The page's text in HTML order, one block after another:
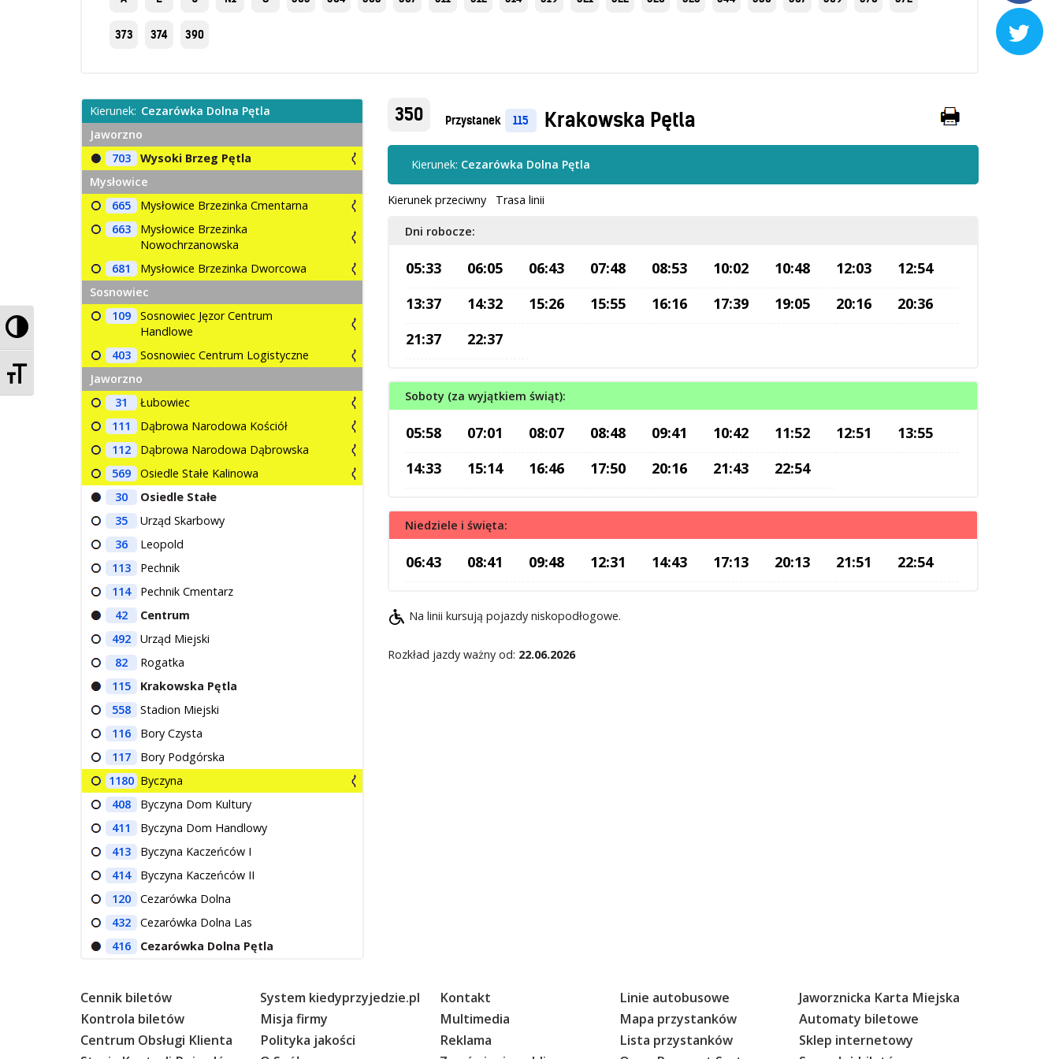
Przełącz wysoki kontrast
Zmień rozmiar czcionek

373 374 390
350 Przystanek 115 Krakowska Pętla
Kierunek: Cezarówka Dolna Pętla
Kierunek przeciwny Trasa linii
Dni robocze:
05:33 06:05 06:43 07:48 08:53 10:02 10:48 12:03
12:54
13:37
14:32 15:26 15:55 16:16 17:39 19:05 20:16
20:36
21:37
22:37
Soboty (za wyjątkiem świąt):
05:58 07:01 08:07 08:48 09:41 10:42 11:52 12:51
13:55
14:33
15:14 16:46 17:50 20:16 21:43 22:54
Niedziele i święta:
06:43 08:41 09:48 12:31 14:43 17:13 20:13 21:51 22:54
Na linii kursują pojazdy niskopodłogowe.
Rozkład jazdy ważny od: 22.06.2026
Kierunek: Cezarówka Dolna Pętla
Jaworzno
703
Wysoki Brzeg Pętla
Mysłowice
665
Mysłowice Brzezinka Cmentarna
663
Mysłowice Brzezinka
Nowochrzanowska
681
Mysłowice Brzezinka Dworcowa
Sosnowiec
109
Sosnowiec Jęzor Centrum
Handlowe
403
Sosnowiec Centrum Logistyczne
Jaworzno
31
Łubowiec
111
Dąbrowa Narodowa Kościół
112
Dąbrowa Narodowa Dąbrowska
569
Osiedle Stałe Kalinowa
30
Osiedle Stałe
35
Urząd Skarbowy
36
Leopold
113
Pechnik
114
Pechnik Cmentarz
42
Centrum
492
Urząd Miejski
82
Rogatka
115
Krakowska Pętla
558
Stadion Miejski
116
Bory Czysta
117
Bory Podgórska
1180 Byczyna
408
Byczyna Dom Kultury
411
Byczyna Dom Handlowy
413
Byczyna Kaczeńców I
414
Byczyna Kaczeńców II
120
Cezarówka Dolna
432
Cezarówka Dolna Las
416
Cezarówka Dolna Pętla
Cennik biletów System kiedyprzyjedzie.pl Kontakt Linie autobusowe
Jaworznicka Karta Miejska
Kontrola biletów
Misja firmy Multimedia Mapa przystanków
Automaty biletowe
Centrum Obsługi Klienta
Polityka jakości Reklama Lista przystanków
Sklep internetowy